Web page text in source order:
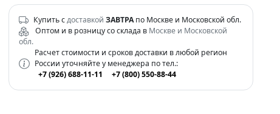
Купить сдоставкой ЗАВТРАпо Москве и Московской обл.
Оптом и в розницу со склада в Москве и Московской
обл.
Расчет стоимости и сроков доставки в любой регион
России уточняйте у менеджера по тел.:
+7 (926) 688-11-11
+7 (800) 550-88-44